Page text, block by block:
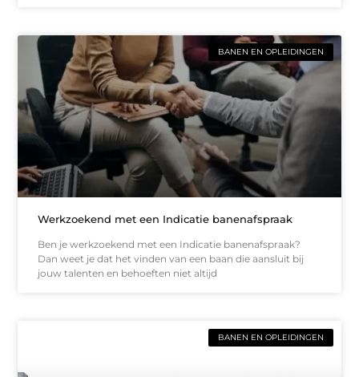
BANEN EN OPLEIDINGEN
Werkzoekend met een Indicatie banenafspraak
Ben je werkzoekend met een Indicatie banenafspraak?
Dan weet je dat het vinden van een baan die aansluit bij
jouw talenten en behoeften niet altijd
BANEN EN OPLEIDINGEN